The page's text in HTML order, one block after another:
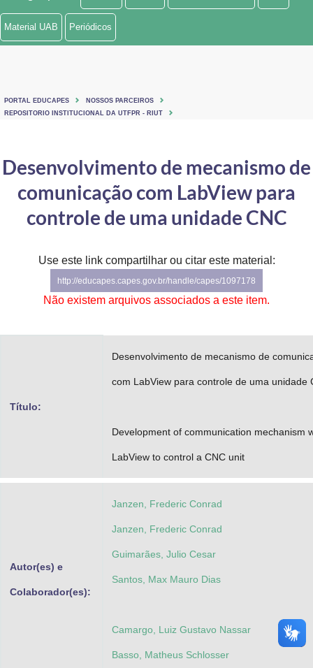
Ministério de Minas e Energia
Ministério do Turismo
Controladoria-Geral da União
Ministério da Mulher, da Família e dos Direitos Humanos
Secretaria de Governo
Gabinete de Segurança Institucional
Material UAB Periódicos
PORTAL EDUCAPES
NOSSOS PARCEIROS
REPOSITORIO INSTITUCIONAL DA UTFPR - RIUT
Desenvolvimento de mecanismo de
comunicação com LabView para
controle de uma unidade CNC
Use este link compartilhar ou citar este material:
http://educapes.capes.gov.br/handle/capes/1097178
Não existem arquivos associados a este item.
Título:
Desenvolvimento de mecanismo de
com LabView para controle de uma unidade
Development of communication mechanism
LabView to control a CNC unit
Autor(es) e
Colaborador(es):
Janzen, Frederic Conrad
Janzen, Frederic Conrad
Guimarães, Julio Cesar
Santos, Max Mauro Dias
Camargo, Luiz Gustavo Nassar
Basso, Matheus Schlosser